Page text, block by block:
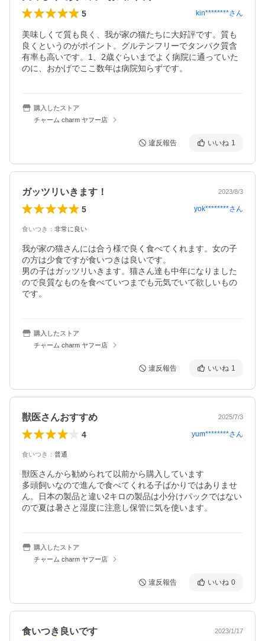
5 kin********さん
美味しくて質も良く、我が家の猫たちに大好評です。質も
良くというのがポイント。グルテンフリーでタンパク質含
有率も高いです。1、2歳ぐらいまでよく病院に通っていた
のに、おかげでここ数年は病院知らずです。
購入したストア
チャーム charm ヤフー店
違反報告 いいね 1
ガッツリいきます！ 2023/8/3
5 yok********さん
食いつき ： 非常に良い
我が家の猫さんには合う様で良く食べてくれます。女の子
の方は少食ですが食いつきは良いです。
男の子はガッツリいきます。猫さん達も中年になりました
ので良質なものを食べていつまでも元気でいて欲しいもの
です。
購入したストア
チャーム charm ヤフー店
違反報告 いいね 1
獣医さんおすすめ 2025/7/3
4 yum********さん
食いつき ： 普通
獣医さんから勧められて以前から購入しています
多頭飼いなので進んで食べてくれる子ばかりではありませ
ん。日本の製品と違い2キロの製品は小分けパックではない
購入したストア
チャーム charm ヤフー店
違反報告 いいね 0
食いつき良いです 2023/1/17